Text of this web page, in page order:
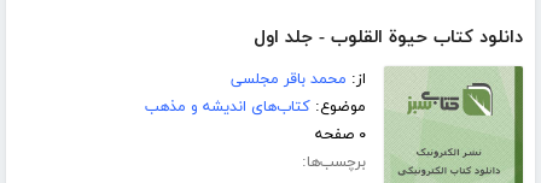
دانلود کتاب حیوة القلوب - جلد اول
از: محمد باقر مجلسی
موضوع:کتاب‌های اندیشه و مذهب
۰ صفحه
برچسب‌ها: